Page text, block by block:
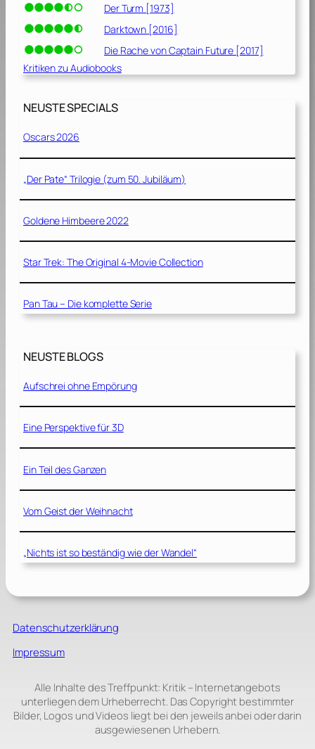
Der Turm [1973]
Darktown [2016]
Die Rache von Captain Future [2017]
Kritiken zu Audiobooks
NEUSTE SPECIALS
Oscars 2026
„Der Pate“ Trilogie (zum 50. Jubiläum)
Goldene Himbeere 2022
Star Trek: The Original 4-Movie Collection
Pan Tau – Die komplette Serie
NEUSTE BLOGS
Aufschrei ohne Empörung
Eine Perspektive für 3D
Ein Teil des Ganzen
Vom Geist der Weihnacht
„Nichts ist so beständig wie der Wandel“
Datenschutzerklärung
Impressum
Alle Inhalte des Treffpunkt: Kritik – Internetangebots
unterliegen dem Urheberrecht. Das Copyright bestimmter
Bilder, Logos und Videos liegt bei den jeweils anbei oder darin
ausgewiesenen Urhebern.